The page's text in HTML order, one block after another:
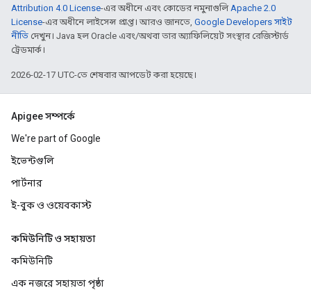
Attribution 4.0 License-এর অধীনে এবং কোডের নমুনাগুলিApache 2.0
License-এর অধীনে লাইসেন্স প্রাপ্ত। আরও জানতে, Google Developers সাইট
নীতি দেখুন। Java হল Oracle এবং/অথবা তার অ্যাফিলিয়েট সংস্থার রেজিস্টার্ড
ট্রেডমার্ক।
2026-02-17 UTC-তে শেষবার আপডেট করা হয়েছে।
Apigee সম্পর্কে
We're part of Google
ইভেন্টগুলি
পার্টনার
ই-বুক ও ওয়েবকাস্ট
কমিউনিটি ও সহায়তা
কমিউনিটি
এক নজরে সহায়তা পৃষ্ঠা